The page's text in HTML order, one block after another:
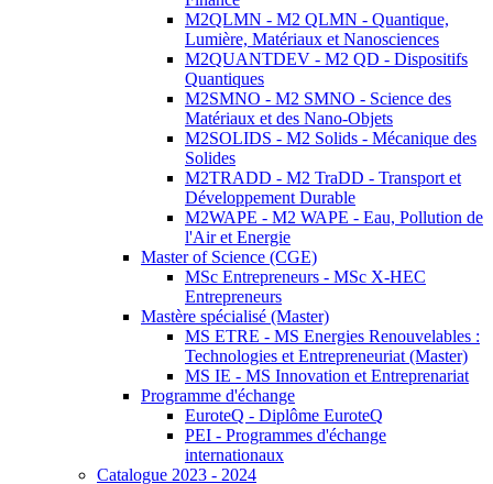
M2QLMN - M2 QLMN - Quantique,
Lumière, Matériaux et Nanosciences
M2QUANTDEV - M2 QD - Dispositifs
Quantiques
M2SMNO - M2 SMNO - Science des
Matériaux et des Nano-Objets
M2SOLIDS - M2 Solids - Mécanique des
Solides
M2TRADD - M2 TraDD - Transport et
Développement Durable
M2WAPE - M2 WAPE - Eau, Pollution de
l'Air et Energie
Master of Science (CGE)
MSc Entrepreneurs - MSc X-HEC
Entrepreneurs
Mastère spécialisé (Master)
MS ETRE - MS Energies Renouvelables :
Technologies et Entrepreneuriat (Master)
MS IE - MS Innovation et Entreprenariat
Programme d'échange
EuroteQ - Diplôme EuroteQ
PEI - Programmes d'échange
internationaux
Catalogue 2023 - 2024